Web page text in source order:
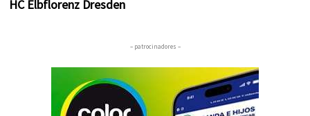
HC Elbflorenz Dresden
– patrocinadores –